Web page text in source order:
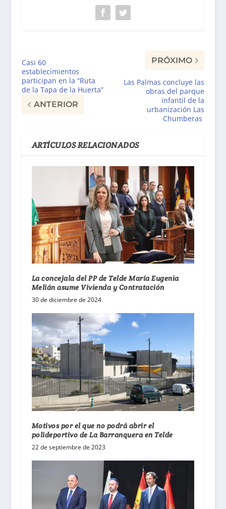
Casi 60
establecimientos
participan en la “Ruta
de la Tapa de la Huerta”
ANTERIOR
PRÓXIMO
Las Palmas concluye las
obras del parque
infantil de la
urbanización Las
Chumberas
ARTÍCULOS RELACIONADOS
La concejala del PP de Telde María Eugenia
Melián asume Vivienda y Contratación
30 de diciembre de 2024
Motivos por el que no podrá abrir el
polideportivo de La Barranquera en Telde
22 de septiembre de 2023